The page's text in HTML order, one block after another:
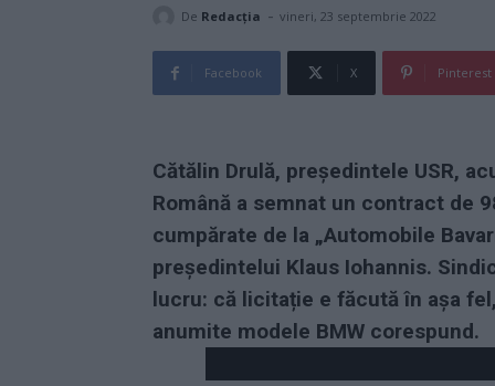
De Redacţia - vineri, 23 septembrie 2022
Facebook X Pinterest
Cătălin Drulă, președintele USR,
Română a semnat un contract de
cumpărate de la „Automobile
președintelui Klaus Iohannis.
lucru: că licitație e făcută în așa
anumite modele BMW corespund.